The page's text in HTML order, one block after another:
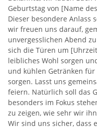
Geburtstag von [Name
Dieser besondere Anlass
wir freuen uns darauf,
unvergesslichen Abend
sich die Türen um
leibliches Wohl sorgen
und kühlen Getränken
sorgen. Lasst uns
feiern. Natürlich soll das
besonders im Fokus
zu zeigen, wie sehr wir
Wir sind uns sicher, dass